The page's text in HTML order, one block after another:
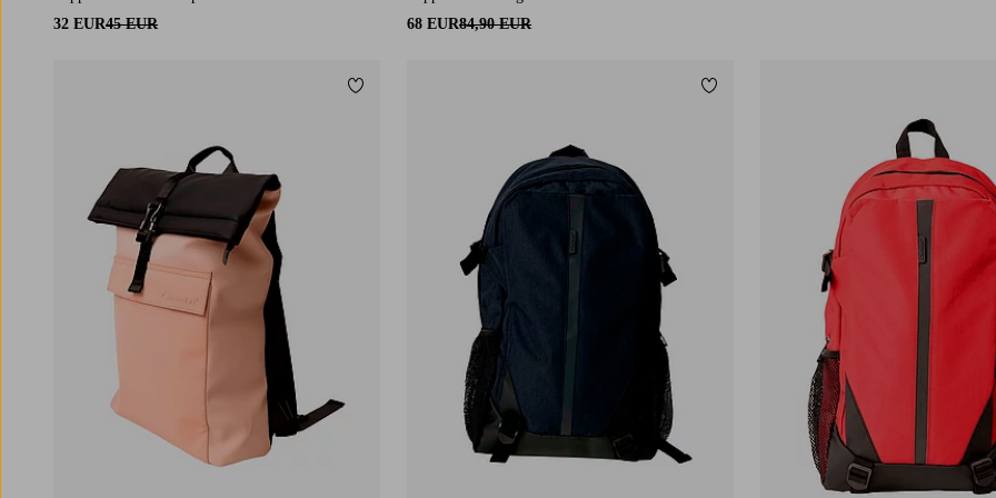
32 EUR45 EUR
68 EUR84,90 EUR
Lisää suosikkeihin Lisää suosikkeihin